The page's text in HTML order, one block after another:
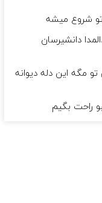
تو شروع میشه
دانشیرسان
مگه این دله دیوانه
راحت بگیم